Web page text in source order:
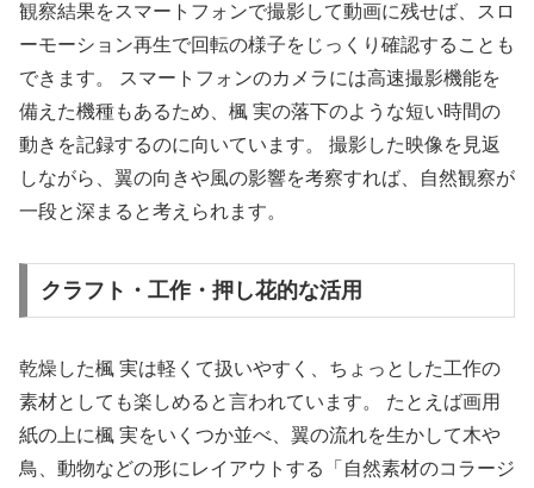
観察結果をスマートフォンで撮影して動画に残せば、スロ
ーモーション再生で回転の様子をじっくり確認することも
できます。 スマートフォンのカメラには高速撮影機能を
備えた機種もあるため、楓 実の落下のような短い時間の
動きを記録するのに向いています。 撮影した映像を見返
しながら、翼の向きや風の影響を考察すれば、自然観察が
一段と深まると考えられます。
クラフト・工作・押し花的な活用
乾燥した楓 実は軽くて扱いやすく、ちょっとした工作の
素材としても楽しめると言われています。 たとえば画用
紙の上に楓 実をいくつか並べ、翼の流れを生かして木や
鳥、動物などの形にレイアウトする「自然素材のコラージ